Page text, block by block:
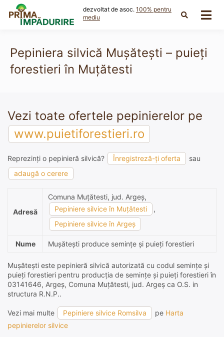
content
dezvoltat de asoc. 100% pentru
mediu
Pepiniera silvică Muşăteşti – puieți
forestieri în Muţătesti
Vezi toate ofertele pepinierelor pe
www.puietiforestieri.ro
Reprezinți o pepinieră silvică? Înregistreză-ți oferta
sau
adaugă o cerere
Adresă
Comuna Muţătesti, jud. Argeş,
Pepiniere silvice în Muţătesti
,
Pepiniere silvice în Argeş
Nume Muşăteşti produce semințe și puieți forestieri
Muşăteşti este pepinieră silvică autorizată cu codul semințe și
puieți forestieri pentru producția de semințe și puieți forestieri în
03141646, Argeş, Comuna Muţătesti, jud. Argeş ca O.S. in
structura R.N.P..
Vezi mai multe Pepiniere silvice Romsilva pe Harta
pepinierelor silvice